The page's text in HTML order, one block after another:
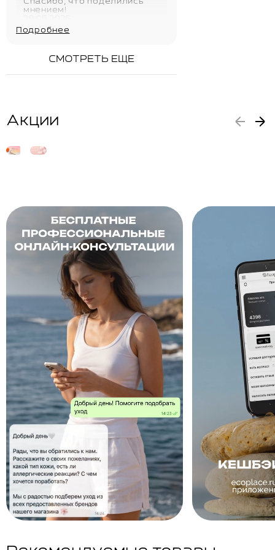
Спасибо, что поделились
мнением!
Подробнее
СМОТРЕТЬ ЕЩЕ
Акции